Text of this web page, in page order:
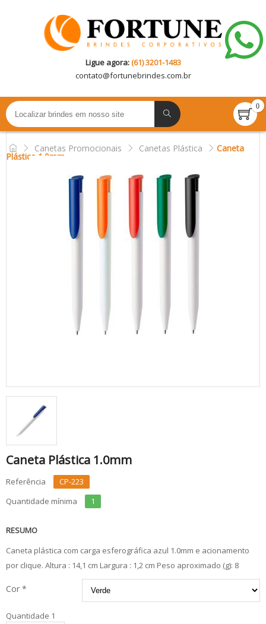
Ligue agora:(61) 3201-1483
contato@fortunebrindes.com.br
0
Canetas Promocionais Canetas Plástica Caneta
Plástica 1.0mm
Caneta Plástica 1.0mm
Referência
CP-223
Quantidade mínima
1
RESUMO
Caneta plástica com carga esferográfica azul 1.0mm e acionamento
por clique. Altura : 14,1 cm Largura : 1,2 cm Peso aproximado (g): 8
Cor *
Quantidade 1